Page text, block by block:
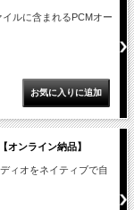
ルに含まれるPCMオー
ンライン納品】
ィオをネイティブで自